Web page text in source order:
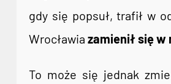
gdy się popsuł, trafił w
Wrocławia zamienił się
To może się jednak